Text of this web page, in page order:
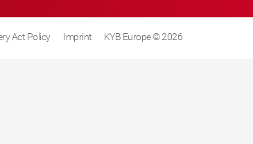
Act Policy Imprint KYB Europe © 2026